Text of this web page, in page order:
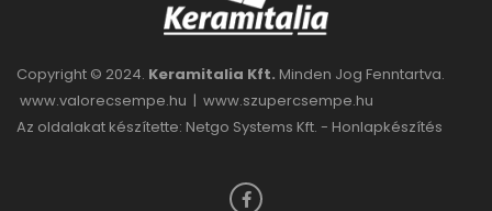
Copyright © 2024. Keramitalia Kft. Minden Jog Fenntartva.
www.valorecsempe.hu | www.szupercsempe.hu
Az oldalakat készítette: Netgo Systems Kft. - Honlapkészítés